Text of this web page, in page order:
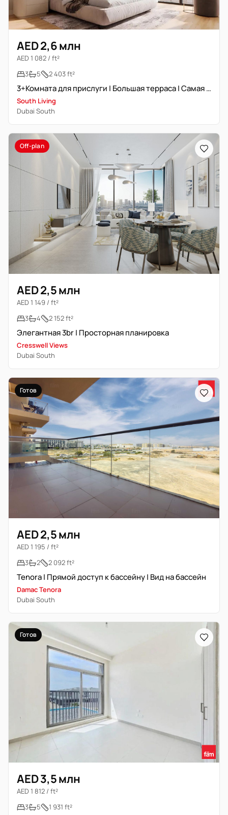
AED 2,6 млн
AED 1 082 / ft²
3
5 2 403 ft²
3+Комната для прислуги | Большая терраса | Самая просторная планировка
South Living
Dubai South
Off-plan
AED 2,5 млн
AED 1 149 / ft²
3
4 2 152 ft²
Элегантная 3br | Просторная планировка
Cresswell Views
Dubai South
Готов
AED 2,5 млн
AED 1 195 / ft²
3
2 2 092 ft²
Tenora | Прямой доступ к бассейну | Вид на бассейн
Damac Tenora
Dubai South
Готов
AED 3,5 млн
AED 1 812 / ft²
3
5 1 931 ft²